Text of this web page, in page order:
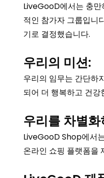
LiveGooD에서는 충
적인 참가자 그룹입니
기로 결정했습니다.
우리의 미션:
우리의 임무는 간단하
되어 더 행복하고 건
우리를 차별
LiveGooD Shop에서
온라인 쇼핑 플랫폼을